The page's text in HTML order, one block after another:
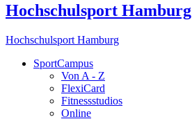
Hochschulsport Hamburg
Hochschulsport Hamburg
SportCampus
Von A - Z
FlexiCard
Fitnessstudios
Online